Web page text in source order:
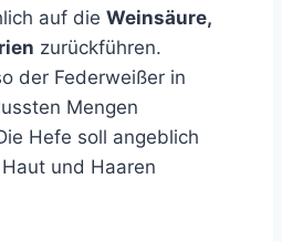
auf die Weinsäure,
zurückführen.
der Federweißer in
Mengen
Hefe soll angeblich
und Haaren